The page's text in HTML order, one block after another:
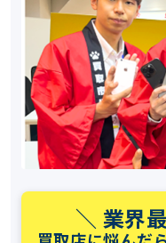
＼ 業界